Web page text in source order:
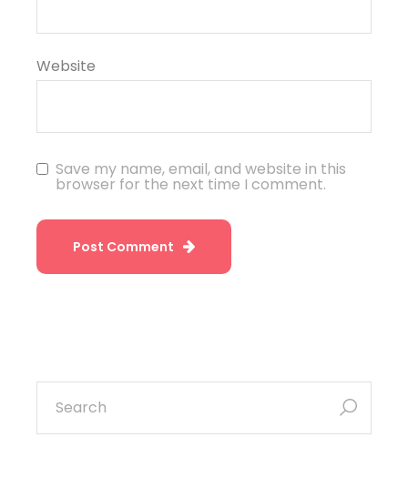
Website
Save my name, email, and website in this
browser for the next time I comment.
Post Comment